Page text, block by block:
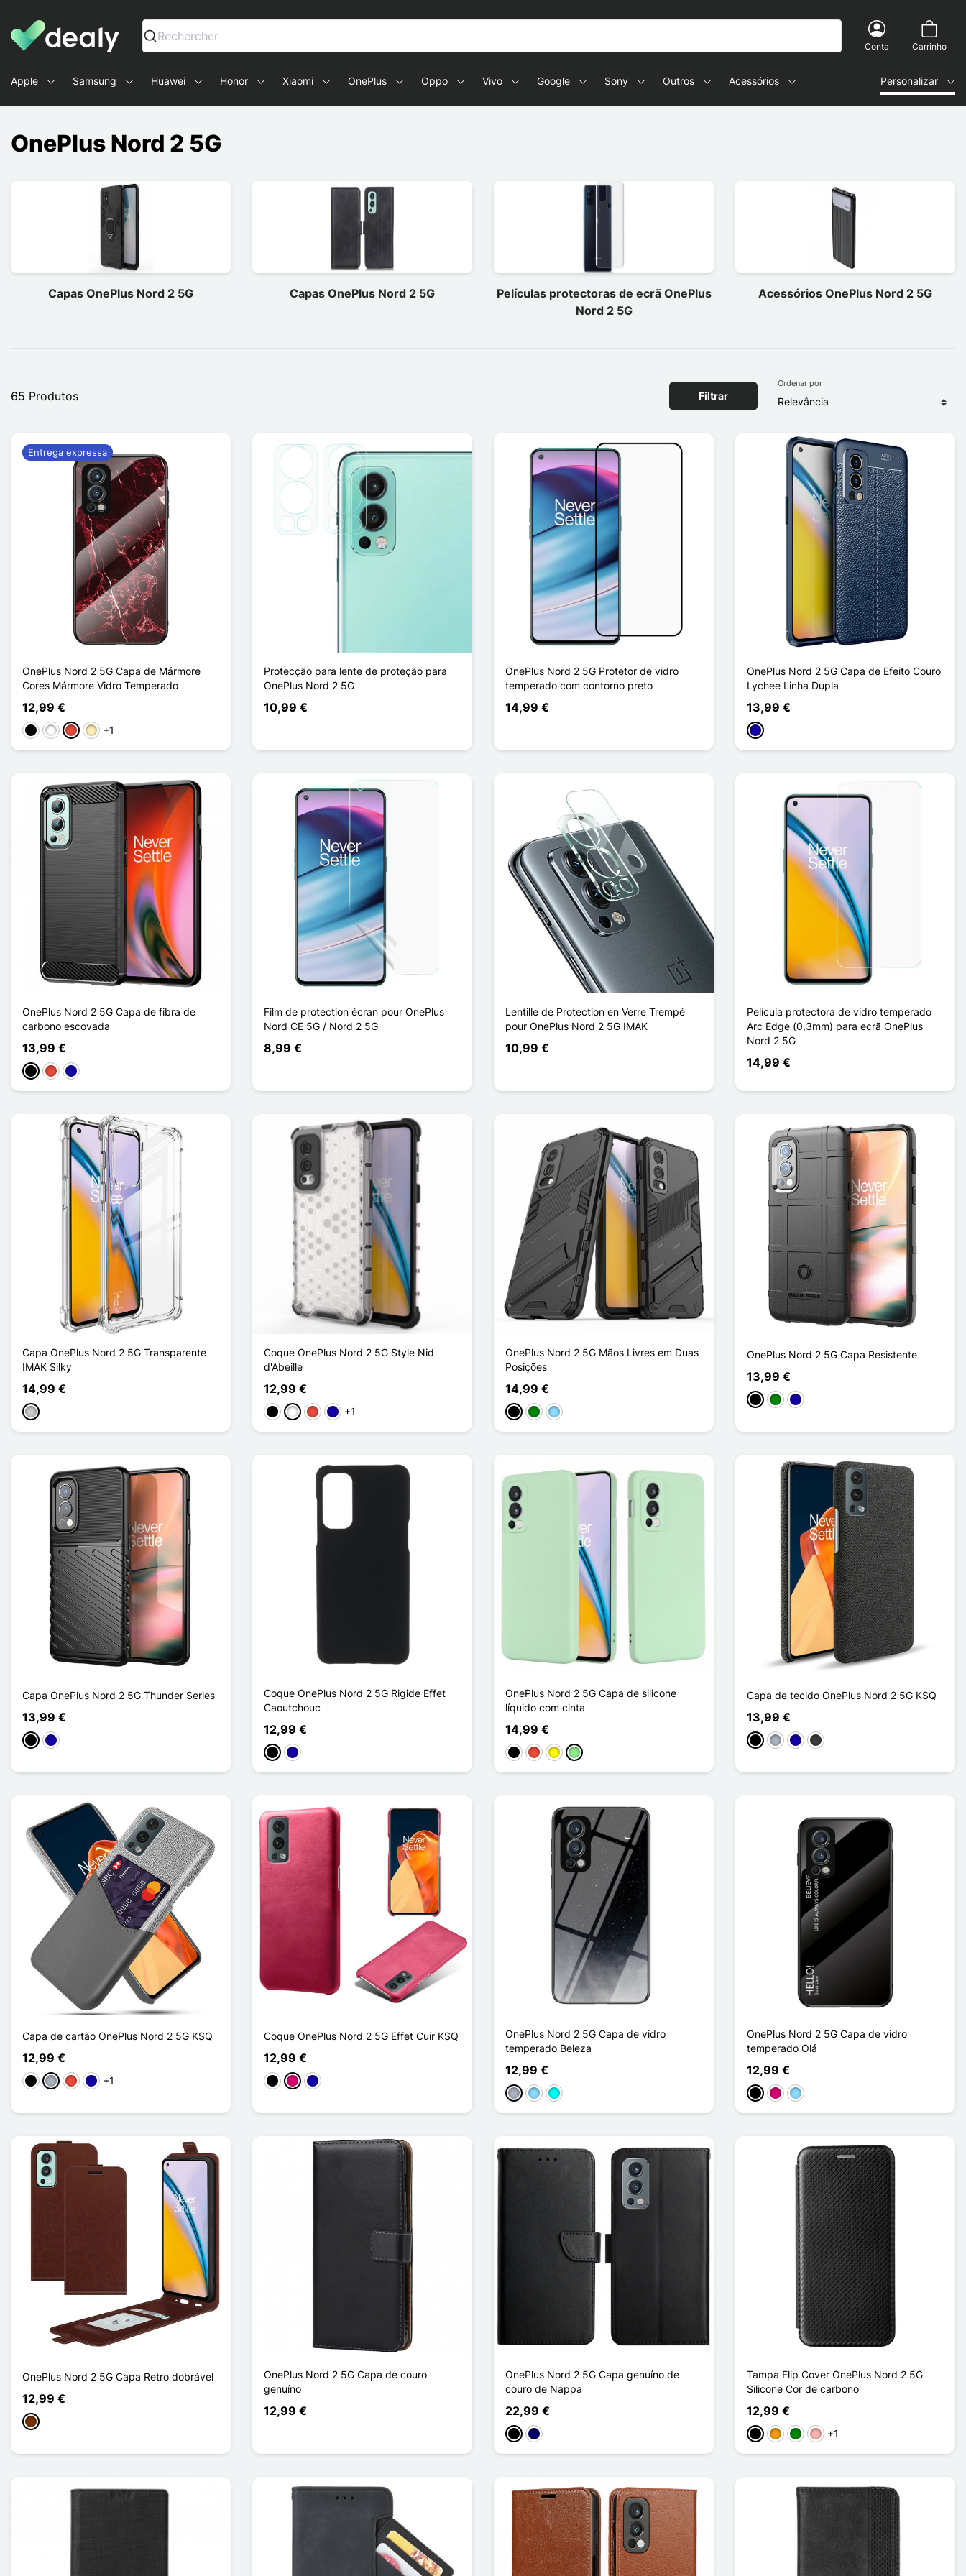
Dealy - Capas e acessórios para smartphones e tablets
Rechercher
Conta Carrinho
Apple Samsung Huawei Honor Xiaomi OnePlus Oppo Vivo Google Sony Outros Acessórios Personalizar
OnePlus Nord 2 5G
Capas OnePlus Nord 2 5G Capas OnePlus Nord 2 5G
Películas protectoras de ecrã OnePlus
Nord 2 5G
Acessórios OnePlus Nord 2 5G
65 Produtos Filtrar
Ordenar por
OnePlus Nord 2 5G Capa de Mármore
Cores Mármore Vidro Temperado
12,99 €
PretoBrancoVermelho
Ouro+1
Entrega expressa
Protecção para lente de proteção para
OnePlus Nord 2 5G
10,99 €
OnePlus Nord 2 5G Protetor de vidro
temperado com contorno preto
14,99 €
OnePlus Nord 2 5G Capa de Efeito Couro
Lychee Linha Dupla
13,99 €
Azul Escuro
OnePlus Nord 2 5G Capa de fibra de
carbono escovada
13,99 €
PretoVermelhoAzul Escuro
Film de protection écran pour OnePlus
Nord CE 5G / Nord 2 5G
8,99 €
Lentille de Protection en Verre Trempé
pour OnePlus Nord 2 5G IMAK
10,99 €
Película protectora de vidro temperado
Arc Edge (0,3mm) para ecrã OnePlus
Nord 2 5G
14,99 €
Capa OnePlus Nord 2 5G Transparente
IMAK Silky
14,99 €
Transparente
Coque OnePlus Nord 2 5G Style Nid
d'Abeille
12,99 €
PretoBrancoVermelhoAzul Escuro
+1
OnePlus Nord 2 5G Mãos Livres em Duas
Posições
14,99 €
PretoVerdeAzul Claro
OnePlus Nord 2 5G Capa Resistente
13,99 €
PretoVerdeAzul Escuro
Capa OnePlus Nord 2 5G Thunder Series
13,99 €
PretoAzul Escuro
Coque OnePlus Nord 2 5G Rigide Effet
Caoutchouc
12,99 €
PretoAzul Escuro
OnePlus Nord 2 5G Capa de silicone
líquido com cinta
14,99 €
PretoVermelho
AmareloVerde claro
Capa de tecido OnePlus Nord 2 5G KSQ
13,99 €
PretoCinzentoAzul Escuro
Cinzento escuro
Capa de cartão OnePlus Nord 2 5G KSQ
12,99 €
PretoCinzentoVermelhoAzul Escuro
+1
Coque OnePlus Nord 2 5G Effet Cuir KSQ
12,99 €
PretoMagentaAzul Escuro
OnePlus Nord 2 5G Capa de vidro
temperado Beleza
12,99 €
CinzentoAzul Claro
Ciano
OnePlus Nord 2 5G Capa de vidro
temperado Olá
12,99 €
PretoMagentaAzul Claro
OnePlus Nord 2 5G Capa Retro dobrável
12,99 €
Café
OnePlus Nord 2 5G Capa de couro
genuíno
12,99 €
OnePlus Nord 2 5G Capa genuíno de
couro de Nappa
22,99 €
PretoAzul marinho
Tampa Flip Cover OnePlus Nord 2 5G
Silicone Cor de carbono
12,99 €
PretoLaranjaVerdeOuro rosa
+1